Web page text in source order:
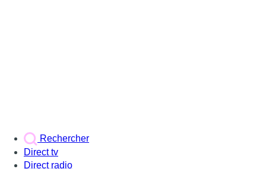
Rechercher
Direct tv
Direct radio